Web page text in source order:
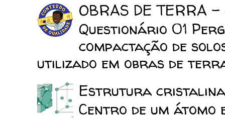
OBRAS DE TERRA -
Questionário 01
compactação de
utilizado em obras de
Estrutura cristalina
Centro de um átomo